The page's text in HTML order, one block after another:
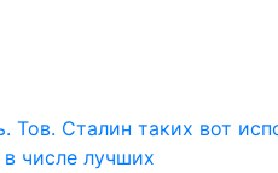
Тов. Сталин таких вот
числе лучших